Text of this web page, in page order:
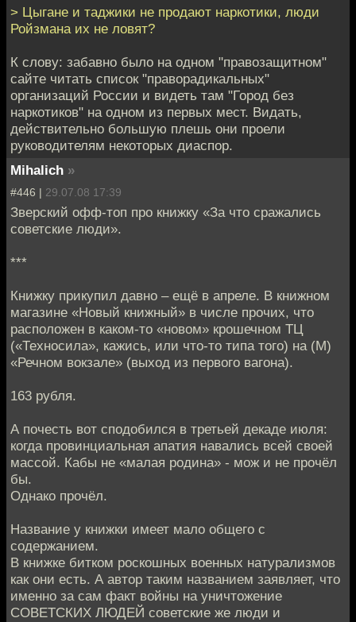
> Цыгане и таджики не продают наркотики, люди
Ройзмана их не ловят?
К слову: забавно было на одном "правозащитном"
сайте читать список "праворадикальных"
организаций России и видеть там "Город без
наркотиков" на одном из первых мест. Видать,
действительно большую плешь они проели
руководителям некоторых диаспор.
Mihalich »
#446 | 29.07.08 17:39
Зверский офф-топ про книжку «За что сражались
советские люди».
***
Книжку прикупил давно – ещё в апреле. В книжном
магазине «Новый книжный» в числе прочих, что
расположен в каком-то «новом» крошечном ТЦ
(«Техносила», кажись, или что-то типа того) на (М)
«Речном вокзале» (выход из первого вагона).
163 рубля.
А почесть вот сподобился в третьей декаде июля:
когда провинциальная апатия навались всей своей
массой. Кабы не «малая родина» - мож и не прочёл
бы.
Однако прочёл.
Название у книжки имеет мало общего с
содержанием.
В книжке битком роскошных военных натурализмов
как они есть. А автор таким названием заявляет, что
именно за сам факт войны на уничтожение
СОВЕТСКИХ ЛЮДЕЙ советские же люди и